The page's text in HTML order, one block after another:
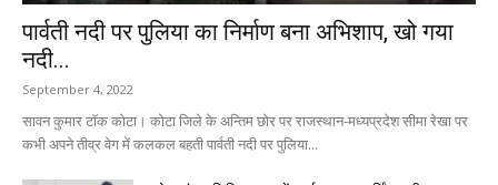
पार्वती नदी पर पुलिया का निर्माण बना अभिशाप, खो गया
नदी...
September 4, 2022
सावन कुमार टॉक कोटा। कोटा जिले के अन्तिम छोर पर राजस्थान-मध्यप्रदेश सीमा रेखा पर
कभी अपने तीव्र वेग में कलकल बहती पार्वती नदी पर पुलिया...